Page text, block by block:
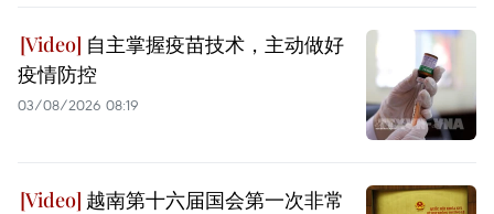
自主掌握疫苗技术，主动做好
疫情防控
03/08/2026 08:19
越南第十六届国会第一次非常